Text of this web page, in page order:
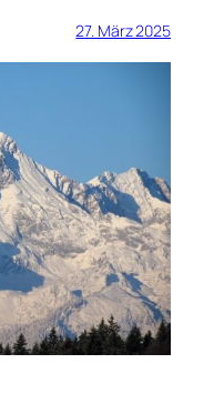
27. März 2025